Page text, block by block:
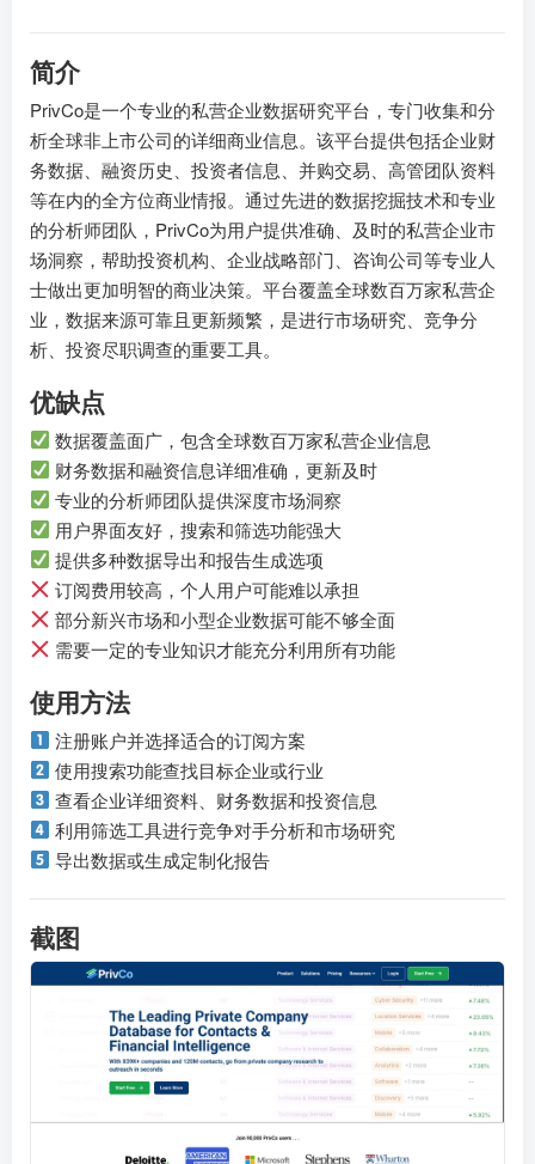
简介
PrivCo是一个专业的私营企业数据研究平台，专门收集和分
析全球非上市公司的详细商业信息。该平台提供包括企业财
务数据、融资历史、投资者信息、并购交易、高管团队资料
等在内的全方位商业情报。通过先进的数据挖掘技术和专业
的分析师团队，PrivCo为用户提供准确、及时的私营企业市
场洞察，帮助投资机构、企业战略部门、咨询公司等专业人
士做出更加明智的商业决策。平台覆盖全球数百万家私营企
业，数据来源可靠且更新频繁，是进行市场研究、竞争分
析、投资尽职调查的重要工具。
优缺点
数据覆盖面广，包含全球数百万家私营企业信息
财务数据和融资信息详细准确，更新及时
专业的分析师团队提供深度市场洞察
用户界面友好，搜索和筛选功能强大
提供多种数据导出和报告生成选项
订阅费用较高，个人用户可能难以承担
部分新兴市场和小型企业数据可能不够全面
需要一定的专业知识才能充分利用所有功能
使用方法
注册账户并选择适合的订阅方案
使用搜索功能查找目标企业或行业
查看企业详细资料、财务数据和投资信息
利用筛选工具进行竞争对手分析和市场研究
导出数据或生成定制化报告
截图